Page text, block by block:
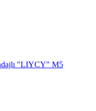
"LIYCY" M5